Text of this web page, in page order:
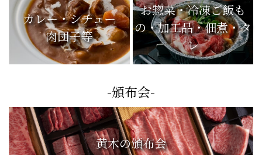
カレー・シチュー
肉団子等
お惣菜・冷凍ご飯も
の・加工品・佃煮・タ
レ
-頒布会-
黄木の頒布会